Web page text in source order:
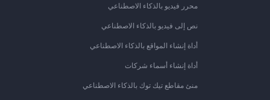
محرر فيديو بالذكاء الاصطناعي
نص إلى فيديو بالذكاء الاصطناعي
أداة إنشاء المواقع بالذكاء الاصطناعي
أداة إنشاء أسماء شركات
منئ مقاطع تيك توك بالذكاء الاصطناعي